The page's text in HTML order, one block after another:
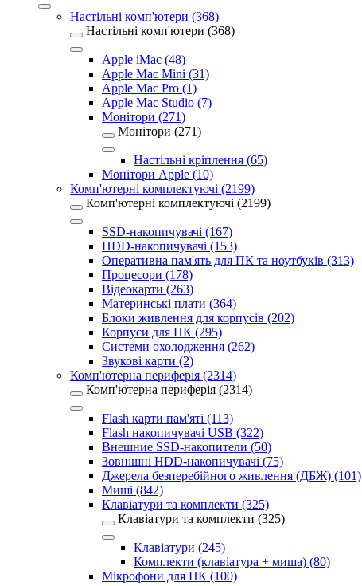
Настільні комп'ютери (368)
Настільні комп'ютери (368)
Apple iMac (48)
Apple Mac Mini (31)
Apple Mac Pro (1)
Apple Mac Studio (7)
Монітори (271)
Монітори (271)
Настільні кріплення (65)
Монітори Apple (10)
Комп'ютерні комплектуючі (2199)
Комп'ютерні комплектуючі (2199)
SSD-накопичувачі (167)
HDD-накопичувачі (153)
Оперативна пам'ять для ПК та ноутбуків (313)
Процесори (178)
Відеокарти (263)
Материнські плати (364)
Блоки живлення для корпусів (202)
Корпуси для ПК (295)
Системи охолодження (262)
Звукові карти (2)
Комп'ютерна периферія (2314)
Комп'ютерна периферія (2314)
Flash карти пам'яті (113)
Flash накопичувачі USB (322)
Внешние SSD-накопители (50)
Зовнішні HDD-накопичувачі (75)
Джерела безперебійного живлення (ДБЖ) (101)
Миші (842)
Клавіатури та комплекти (325)
Клавіатури та комплекти (325)
Клавіатури (245)
Комплекти (клавіатура + миша) (80)
Мікрофони для ПК (100)